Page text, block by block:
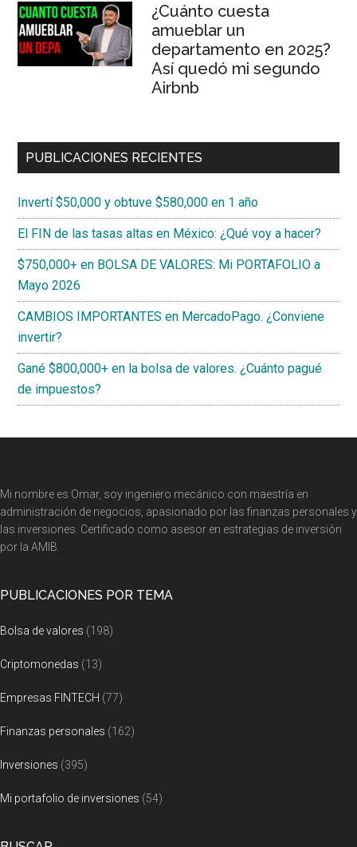
¿Cuánto cuesta
amueblar un
departamento en 2025?
Así quedó mi segundo
Airbnb
PUBLICACIONES RECIENTES
Invertí $50,000 y obtuve $580,000 en 1 año
El FIN de las tasas altas en México: ¿Qué voy a hacer?
$750,000+ en BOLSA DE VALORES: Mi PORTAFOLIO a
Mayo 2026
CAMBIOS IMPORTANTES en MercadoPago. ¿Conviene
invertir?
Gané $800,000+ en la bolsa de valores. ¿Cuánto pagué
de impuestos?
Footer
Mi nombre es Omar, soy ingeniero mecánico con maestría en
administración de negocios, apasionado por las finanzas personales y
las inversiones. Certificado como asesor en estrategias de inversión
por la AMIB.
PUBLICACIONES POR TEMA
Bolsa de valores (198)
Criptomonedas (13)
Empresas FINTECH (77)
Finanzas personales (162)
Inversiones (395)
Mi portafolio de inversiones (54)